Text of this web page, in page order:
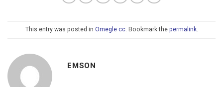
This entry was posted in Omegle cc. Bookmark the permalink.
EMSON